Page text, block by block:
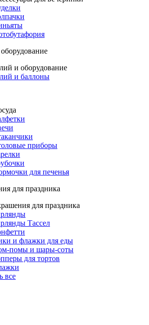
и оборудование
и баллоны
приборы
для печенья
для праздника
для праздника
Тассел
и флажки для еды
помы и шары-соты
для тортов
все